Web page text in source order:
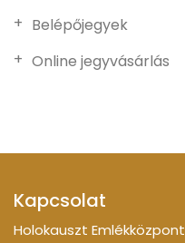
Belépőjegyek
Online jegyvásárlás
Kapcsolat
Holokauszt Emlékközpont